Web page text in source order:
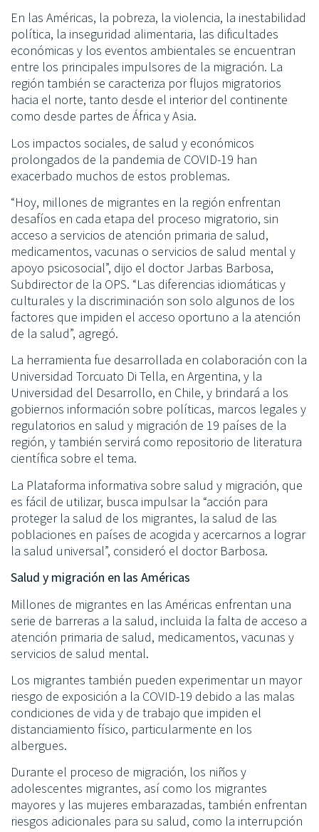
En las Américas, la pobreza, la violencia, la inestabilidad
política, la inseguridad alimentaria, las dificultades
económicas y los eventos ambientales se encuentran
entre los principales impulsores de la migración. La
región también se caracteriza por flujos migratorios
hacia el norte, tanto desde el interior del continente
como desde partes de África y Asia.
Los impactos sociales, de salud y económicos
prolongados de la pandemia de COVID-19 han
exacerbado muchos de estos problemas.
“Hoy, millones de migrantes en la región enfrentan
desafíos en cada etapa del proceso migratorio, sin
acceso a servicios de atención primaria de salud,
medicamentos, vacunas o servicios de salud mental y
apoyo psicosocial”, dijo el doctor Jarbas Barbosa,
Subdirector de la OPS. “Las diferencias idiomáticas y
culturales y la discriminación son solo algunos de los
factores que impiden el acceso oportuno a la atención
de la salud”, agregó.
La herramienta fue desarrollada en colaboración con la
Universidad Torcuato Di Tella, en Argentina, y la
Universidad del Desarrollo, en Chile, y brindará a los
gobiernos información sobre políticas, marcos legales y
regulatorios en salud y migración de 19 países de la
región, y también servirá como repositorio de literatura
científica sobre el tema.
La Plataforma informativa sobre salud y migración, que
es fácil de utilizar, busca impulsar la “acción para
proteger la salud de los migrantes, la salud de las
poblaciones en países de acogida y acercarnos a lograr
la salud universal”, consideró el doctor Barbosa.
Salud y migración en las Américas
Millones de migrantes en las Américas enfrentan una
serie de barreras a la salud, incluida la falta de acceso a
atención primaria de salud, medicamentos, vacunas y
servicios de salud mental.
Los migrantes también pueden experimentar un mayor
riesgo de exposición a la COVID-19 debido a las malas
condiciones de vida y de trabajo que impiden el
distanciamiento físico, particularmente en los
albergues.
Durante el proceso de migración, los niños y
adolescentes migrantes, así como los migrantes
mayores y las mujeres embarazadas, también enfrentan
riesgos adicionales para su salud, como la interrupción